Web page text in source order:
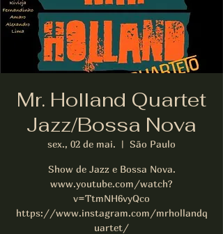
Mr. Holland Quartet
Jazz/Bossa Nova
sex., 02 de mai.
  |
São Paulo
Show de Jazz e Bossa Nova.
www.youtube.com/watch?
v=TtmNH6vyQco
https://www.instagram.com/mrhollandq
uartet/